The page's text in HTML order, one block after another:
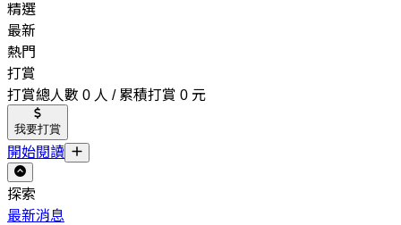
精選
最新
熱門
打賞
打賞總人數 0 人 / 累積打賞 0 元
我要打賞
開始閱讀
探索
最新消息